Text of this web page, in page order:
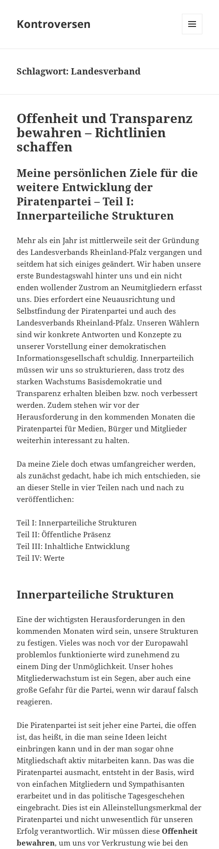
Kontroversen
Schlagwort:Landesverband
Offenheit und Transparenz
bewahren – Richtlinien
schaffen
Meine persönlichen Ziele für die
weitere Entwicklung der
Piratenpartei – Teil I:
Innerparteiliche Strukturen
Mehr als ein Jahr ist mittlerweile seit der Gründung
des Landesverbands Rheinland-Pfalz vergangen und
seitdem hat sich einiges geändert. Wir haben unsere
erste Bundestagswahl hinter uns und ein nicht
enden wollender Zustrom an Neumitgliedern erfasst
uns. Dies erfordert eine Neuausrichtung und
Selbstfindung der Piratenpartei und auch des
Landesverbands Rheinland-Pfalz. Unseren Wählern
sind wir konkrete Antworten und Konzepte zu
unserer Vorstellung einer demokratischen
Informationsgesellschaft schuldig. Innerparteilich
müssen wir uns so strukturieren, dass trotz des
starken Wachstums Basisdemokratie und
Transparenz erhalten bleiben bzw. noch verbessert
werden. Zudem stehen wir vor der
Herausforderung in den kommenden Monaten die
Piratenpartei für Medien, Bürger und Mitglieder
weiterhin interessant zu halten.
Da meine Ziele doch etwas umfangreicher werden,
als zunächst gedacht, habe ich mich entschieden, sie
an dieser Stelle in vier Teilen nach und nach zu
veröffentlichen:
Teil I: Innerparteiliche Strukturen
Teil II: Öffentliche Präsenz
Teil III: Inhaltliche Entwicklung
Teil IV: Werte
Innerparteiliche Strukturen
Eine der wichtigsten Herausforderungen in den
kommenden Monaten wird sein, unsere Strukturen
zu festigen. Vieles was noch vor der Europawahl
problemlos funktionierte wird zunehmend zu
einem Ding der Unmöglichkeit. Unser hohes
Mitgliederwachstum ist ein Segen, aber auch eine
große Gefahr für die Partei, wenn wir darauf falsch
reagieren.
Die Piratenpartei ist seit jeher eine Partei, die offen
ist, das heißt, in die man seine Ideen leicht
einbringen kann und in der man sogar ohne
Mitgliedschaft aktiv mitarbeiten kann. Das was die
Piratenpartei ausmacht, entsteht in der Basis, wird
von einfachen Mitgliedern und Sympathisanten
erarbeitet und in das politische Tagesgeschehen
eingebracht. Dies ist ein Alleinstellungsmerkmal der
Piratenpartei und nicht unwesentlich für unseren
Erfolg verantwortlich. Wir müssen dieseOffenheit
bewahren, um uns vor Verkrustung wie bei den